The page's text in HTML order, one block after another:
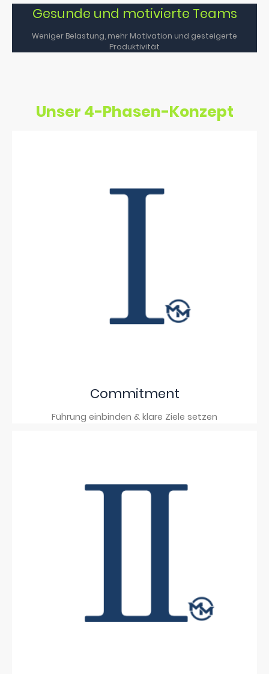
Gesunde und motivierte Teams
Weniger Belastung, mehr Motivation und gesteigerte
Produktivität
Unser 4-Phasen-Konzept
Commitment
Führung einbinden & klare Ziele setzen